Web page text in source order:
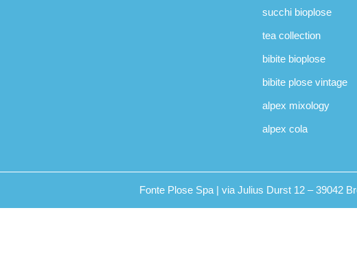
succhi bioplose
tea collection
bibite bioplose
bibite plose vintage
alpex mixology
alpex cola
Fonte Plose Spa | via Julius Durst 12 – 39042